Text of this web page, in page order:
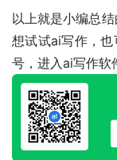
以上就是小编总
想试试ai写作，也
号，进入ai写作软